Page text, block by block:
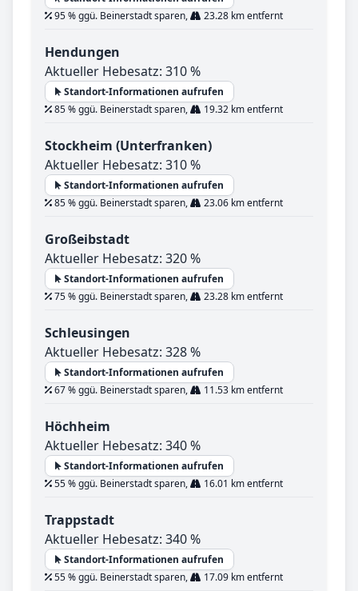
95 % ggü. Beinerstadt sparen,
23.28 km entfernt
Hendungen
Aktueller Hebesatz: 310 %
Standort-Informationen aufrufen
85 % ggü. Beinerstadt sparen,
19.32 km entfernt
Stockheim (Unterfranken)
Aktueller Hebesatz: 310 %
Standort-Informationen aufrufen
85 % ggü. Beinerstadt sparen,
23.06 km entfernt
Großeibstadt
Aktueller Hebesatz: 320 %
Standort-Informationen aufrufen
75 % ggü. Beinerstadt sparen,
23.28 km entfernt
Schleusingen
Aktueller Hebesatz: 328 %
Standort-Informationen aufrufen
67 % ggü. Beinerstadt sparen,
11.53 km entfernt
Höchheim
Aktueller Hebesatz: 340 %
Standort-Informationen aufrufen
55 % ggü. Beinerstadt sparen,
16.01 km entfernt
Trappstadt
Aktueller Hebesatz: 340 %
Standort-Informationen aufrufen
55 % ggü. Beinerstadt sparen,
17.09 km entfernt